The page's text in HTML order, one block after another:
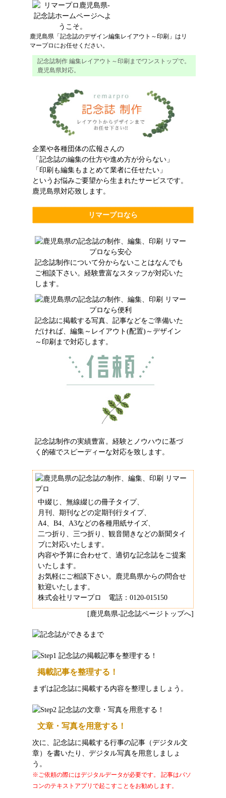
鹿児島県 「 記念誌のデザイン編集レイアウト ～印刷 」はリ
マープロにお任せください。
記念誌制作 編集レイアウト～印刷までワンストップで。
鹿児島県対応。
企業や各種団体の広報さんの
「記念誌の編集の仕方や進め方が分らない」
「印刷も編集もまとめて業者に任せたい」
というお悩みご要望から生まれたサービスです。
鹿児島県対応致します。
リマープロなら
記念誌制作について分からないことはなんでも
ご相談下さい。経験豊富なスタッフが対応いた
します。
記念誌に掲載する写真、記事などをご準備いた
だければ、編集～レイアウト(配置)～デザイン
～印刷まで対応します。
記念誌制作の実績豊富。経験とノウハウに基づ
く的確でスピーディーな対応を致します。
中綴じ、無線綴じの冊子タイプ、
月刊、期刊などの定期刊行タイプ、
A4、B4、A3などの各種用紙サイズ、
二つ折り、三つ折り、観音開きなどの新聞タイ
プに対応いたします。
内容や予算に合わせて、適切な記念誌をご提案
いたします。
お気軽にご相談下さい。鹿児島県からの問合せ
歓迎いたします。
株式会社リマープロ 電話：0120-015150
[鹿児島県-記念誌ページトップへ]
掲載記事を整理する！
まずは記念誌に掲載する内容を整理しましょう。
文章・写真を用意する！
次に、記念誌に掲載する行事の記事（デジタル文
章）を書いたり、デジタル写真を用意しましょ
う。
※ご依頼の際にはデジタルデータが必要です。 記事はパソ
コンのテキストアプリで起こすことをお勧めします。